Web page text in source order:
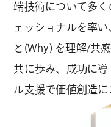
端技術について多
ェッショナルを率
と(Why) を理解/共
共に歩み、成功に導
ル支援で価値創造に